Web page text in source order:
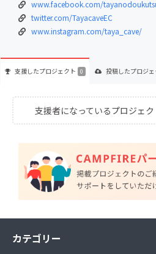
www.facebook.com/
twitter.com/TayacaveEC
www.instagram.com/taya_cave/
支援したプロジェクト 0 投稿したプロジ
支援者になっているプロジェク
カテゴリー